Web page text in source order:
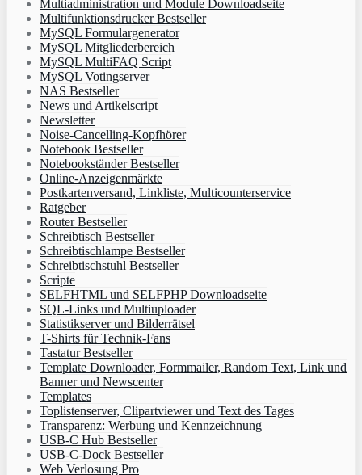
Multiadministration und Module Downloadseite
Multifunktionsdrucker Bestseller
MySQL Formulargenerator
MySQL Mitgliederbereich
MySQL MultiFAQ Script
MySQL Votingserver
NAS Bestseller
News und Artikelscript
Newsletter
Noise-Cancelling-Kopfhörer
Notebook Bestseller
Notebookständer Bestseller
Online-Anzeigenmärkte
Postkartenversand, Linkliste, Multicounterservice
Ratgeber
Router Bestseller
Schreibtisch Bestseller
Schreibtischlampe Bestseller
Schreibtischstuhl Bestseller
Scripte
SELFHTML und SELFPHP Downloadseite
SQL-Links und Multiuploader
Statistikserver und Bilderrätsel
T-Shirts für Technik-Fans
Tastatur Bestseller
Template Downloader, Formmailer, Random Text, Link und
Banner und Newscenter
Templates
Toplistenserver, Clipartviewer und Text des Tages
Transparenz: Werbung und Kennzeichnung
USB-C Hub Bestseller
USB-C-Dock Bestseller
Web Verlosung Pro